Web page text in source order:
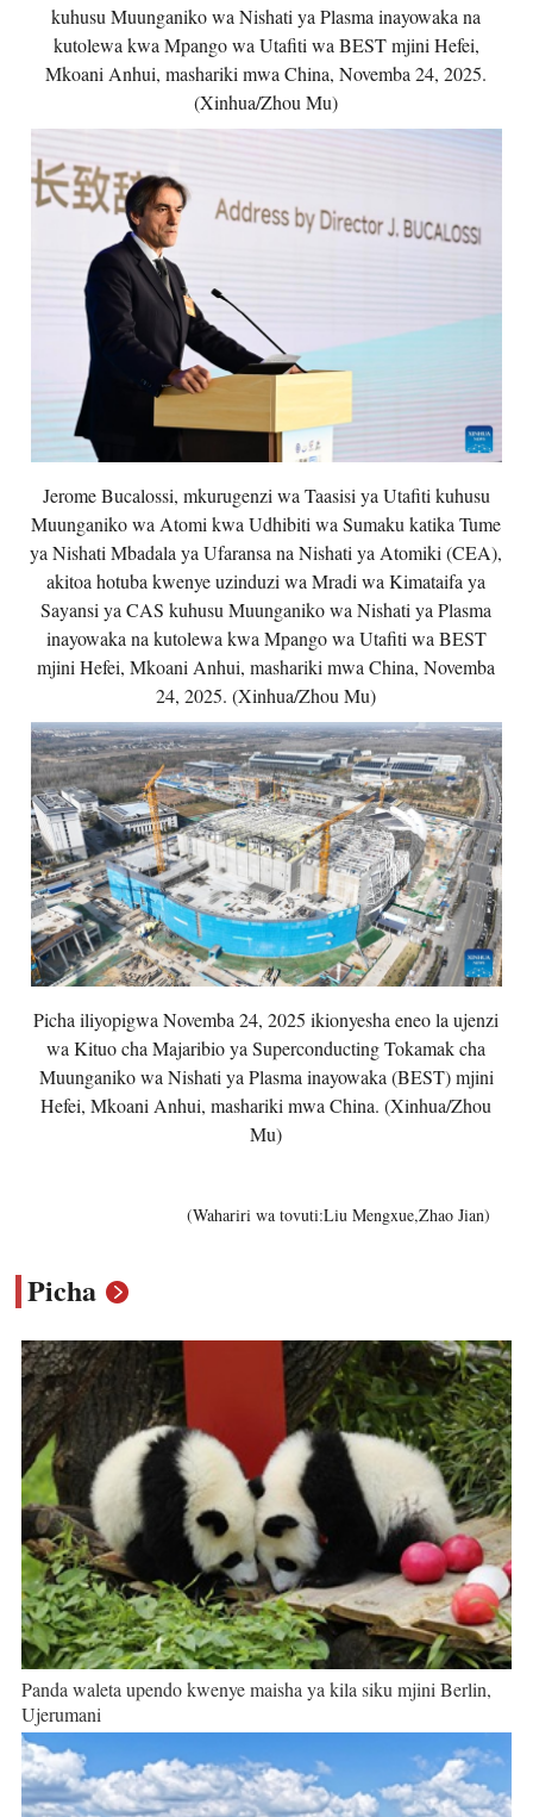
kuhusu Muunganiko wa Nishati ya Plasma inayowaka na
kutolewa kwa Mpango wa Utafiti wa BEST mjini Hefei,
Mkoani Anhui, mashariki mwa China, Novemba 24, 2025.
(Xinhua/Zhou Mu)
Jerome Bucalossi, mkurugenzi wa Taasisi ya Utafiti kuhusu
Muunganiko wa Atomi kwa Udhibiti wa Sumaku katika Tume
ya Nishati Mbadala ya Ufaransa na Nishati ya Atomiki (CEA),
akitoa hotuba kwenye uzinduzi wa Mradi wa Kimataifa ya
Sayansi ya CAS kuhusu Muunganiko wa Nishati ya Plasma
inayowaka na kutolewa kwa Mpango wa Utafiti wa BEST
mjini Hefei, Mkoani Anhui, mashariki mwa China, Novemba
24, 2025. (Xinhua/Zhou Mu)
Picha iliyopigwa Novemba 24, 2025 ikionyesha eneo la ujenzi
wa Kituo cha Majaribio ya Superconducting Tokamak cha
Muunganiko wa Nishati ya Plasma inayowaka (BEST) mjini
Hefei, Mkoani Anhui, mashariki mwa China. (Xinhua/Zhou
Mu)
(Wahariri wa tovuti:Liu Mengxue,Zhao Jian)
Picha
Panda waleta upendo kwenye maisha ya kila siku mjini Berlin,
Ujerumani